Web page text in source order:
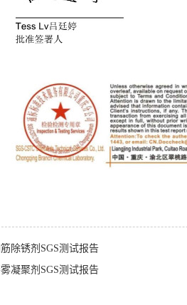
除锈剂
除锈剂SGS测试报告
凝聚剂SGS测试报告